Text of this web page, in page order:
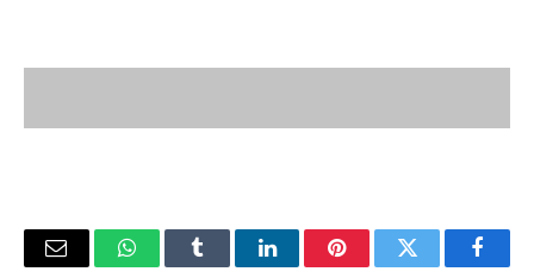
فيسبوكتويتر بينتيريستلينكدإن Tumblr واتسابالبريد